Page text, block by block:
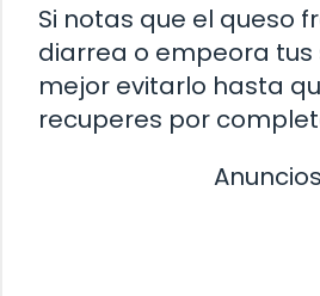
Si notas que el queso
diarrea o empeora tus
mejor evitarlo hasta
recuperes por
Anuncios